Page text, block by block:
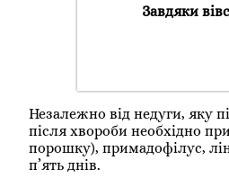
Завдяки
Незалежно від недуги, яку
після хвороби необхідно
порошку), примадофілус,
п’ять днів.